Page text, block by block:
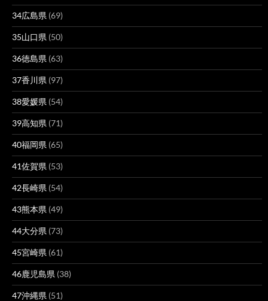
34広島県 (69)
35山口県 (50)
36徳島県 (63)
37香川県 (97)
38愛媛県 (54)
39高知県 (71)
40福岡県 (65)
41佐賀県 (53)
42長崎県 (54)
43熊本県 (49)
44大分県 (73)
45宮崎県 (61)
46鹿児島県 (38)
47沖縄県 (51)